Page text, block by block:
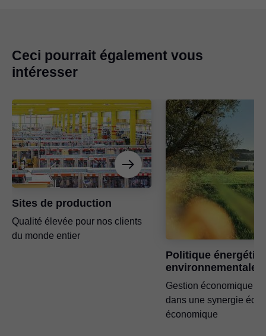
Ceci pourrait également vous
intéresser
Sites de production
Qualité élevée pour nos clients
du monde entier
Politique
environnementale
Gestion économique
dans une synergie
économique